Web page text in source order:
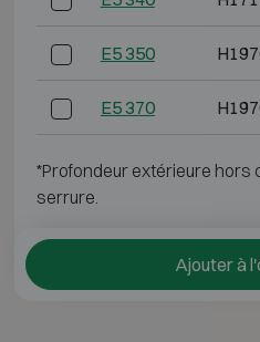
E5 350
E5 370
*Profondeur extérieure hors
serrure.
Ajouter à